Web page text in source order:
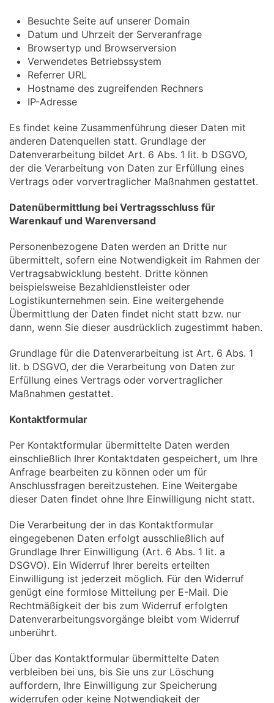
Besuchte Seite auf unserer Domain
Datum und Uhrzeit der Serveranfrage
Browsertyp und Browserversion
Verwendetes Betriebssystem
Referrer URL
Hostname des zugreifenden Rechners
IP-Adresse
Es findet keine Zusammenführung dieser Daten mit
anderen Datenquellen statt. Grundlage der
Datenverarbeitung bildet Art. 6 Abs. 1 lit. b DSGVO,
der die Verarbeitung von Daten zur Erfüllung eines
Vertrags oder vorvertraglicher Maßnahmen gestattet.
Datenübermittlung bei Vertragsschluss für
Warenkauf und Warenversand
Personenbezogene Daten werden an Dritte nur
übermittelt, sofern eine Notwendigkeit im Rahmen der
Vertragsabwicklung besteht. Dritte können
beispielsweise Bezahldienstleister oder
Logistikunternehmen sein. Eine weitergehende
Übermittlung der Daten findet nicht statt bzw. nur
dann, wenn Sie dieser ausdrücklich zugestimmt haben.
Grundlage für die Datenverarbeitung ist Art. 6 Abs. 1
lit. b DSGVO, der die Verarbeitung von Daten zur
Erfüllung eines Vertrags oder vorvertraglicher
Maßnahmen gestattet.
Kontaktformular
Per Kontaktformular übermittelte Daten werden
einschließlich Ihrer Kontaktdaten gespeichert, um Ihre
Anfrage bearbeiten zu können oder um für
Anschlussfragen bereitzustehen. Eine Weitergabe
dieser Daten findet ohne Ihre Einwilligung nicht statt.
Die Verarbeitung der in das Kontaktformular
eingegebenen Daten erfolgt ausschließlich auf
Grundlage Ihrer Einwilligung (Art. 6 Abs. 1 lit. a
DSGVO). Ein Widerruf Ihrer bereits erteilten
Einwilligung ist jederzeit möglich. Für den Widerruf
genügt eine formlose Mitteilung per E-Mail. Die
Rechtmäßigkeit der bis zum Widerruf erfolgten
Datenverarbeitungsvorgänge bleibt vom Widerruf
unberührt.
Über das Kontaktformular übermittelte Daten
verbleiben bei uns, bis Sie uns zur Löschung
auffordern, Ihre Einwilligung zur Speicherung
widerrufen oder keine Notwendigkeit der